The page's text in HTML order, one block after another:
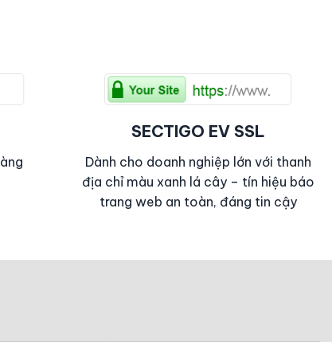
SECTIGO EV SSL
Dành cho doanh nghiệp lớn với thanh
địa chỉ màu xanh lá cây – tín hiệu báo
trang web an toàn, đáng tin cậy